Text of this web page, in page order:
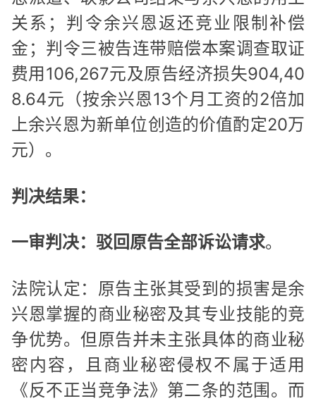
关系；判令余兴恩返还竞业限制补偿
金；判令三被告连带赔偿本案调查取证
费用106,267元及原告经济损失904,40
8.64元（按余兴恩13个月工资的2倍加
上余兴恩为新单位创造的价值酌定20万
元）。
判决结果：
一审判决：驳回原告全部诉讼请求。
法院认定：原告主张其受到的损害是余
兴恩掌握的商业秘密及其专业技能的竞
争优势。但原告并未主张具体的商业秘
密内容，且商业秘密侵权不属于适用
《反不正当竞争法》第二条的范围。而